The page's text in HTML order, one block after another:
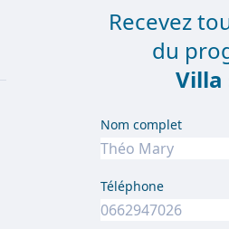
Recevez
du
Villa
Nom complet
Téléphone